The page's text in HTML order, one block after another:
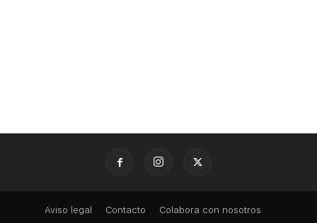
Aviso legal Contacto
Colabora con nosotros